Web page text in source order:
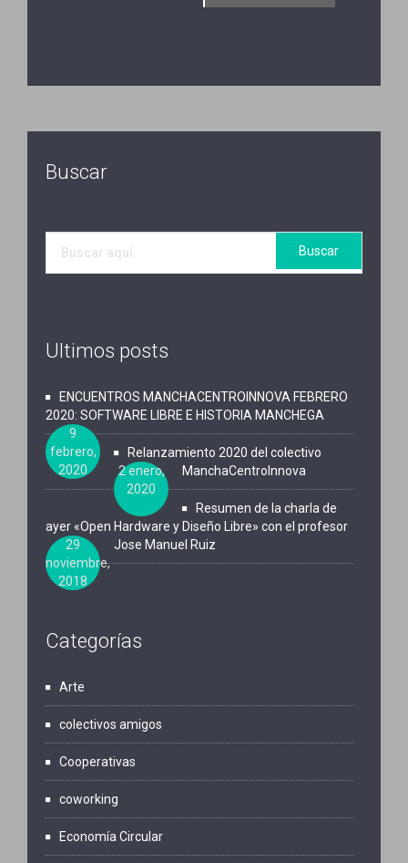
Buscar
Ultimos posts
ENCUENTROS MANCHACENTROINNOVA FEBRERO
2020: SOFTWARE LIBRE E HISTORIA MANCHEGA
9
febrero,
2020
Relanzamiento 2020 del colectivo
ManchaCentroInnova
2 enero,
2020
Resumen de la charla de
ayer «Open Hardware y Diseño Libre» con el profesor
Jose Manuel Ruiz
29
noviembre,
2018
Categorías
Arte
colectivos amigos
Cooperativas
coworking
Economía Circular